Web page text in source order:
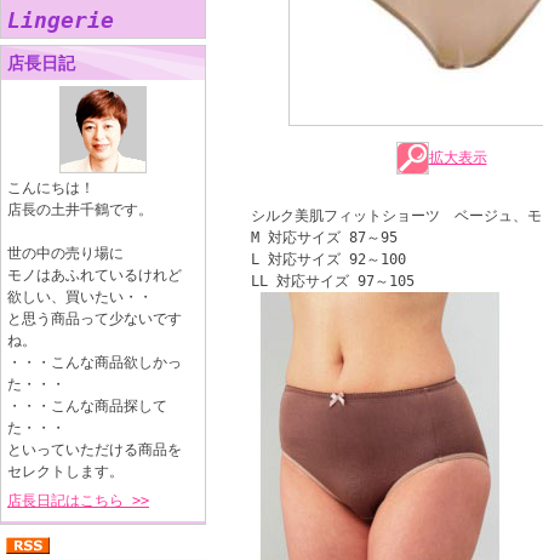
Lingerie
店長日記
こんにちは！
店長の土井千鶴です。
世の中の売り場に
モノはあふれているけれど
欲しい、買いたい・・
と思う商品って少ないです
ね。
・・・こんな商品欲しかっ
た・・・
・・・こんな商品探して
た・・・
といっていただける商品を
セレクトします。
店長日記はこちら >>
拡大表示
シルク美肌フィットショーツ ベージュ、
M 対応サイズ 87～95
L 対応サイズ 92～100
LL 対応サイズ 97～105